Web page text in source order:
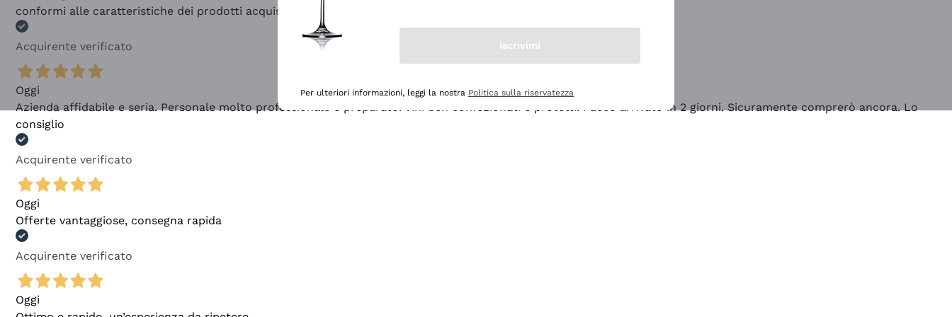
conformi alle caratteristiche dei prodotti acquistati
Acquirente verificato
Oggi
Azienda affidabile e seria. Personale molto professionale e preparato. Vini ben confezionati e protetti. Pacco arrivato in 2 giorni. Sicuramente comprerò ancora. Lo
consiglio
Acquirente verificato
Oggi
Offerte vantaggiose, consegna rapida
Acquirente verificato
Oggi
Iscrivimi
Per ulteriori informazioni, leggi la nostra Politica sulla riservatezza